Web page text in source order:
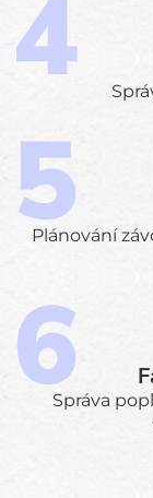
Plánování
Správa